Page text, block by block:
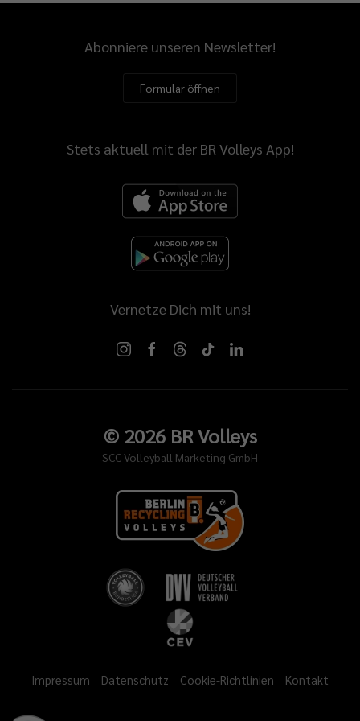
Abonniere unseren Newsletter!
Formular öffnen
Stets aktuell mit der BR Volleys App!
Vernetze Dich mit uns!
© 2026BR Volleys
SCC Volleyball Marketing GmbH
Impressum Datenschutz Cookie-Richtlinien Kontakt